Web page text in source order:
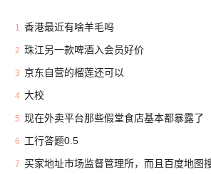
1 香港最近有啥羊毛吗
2 珠江另一款啤酒入会员好价
3 京东自营的榴莲还可以
4 大校
5 现在外卖平台那些假堂食店基本都暴露了
6 工行答题0.5
7 买家地址市场监督管理所，而且百度地图